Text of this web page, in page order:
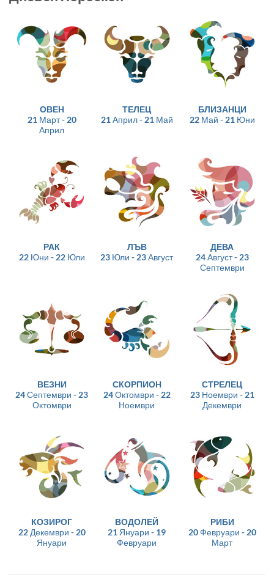
ОВЕН
21 Март - 20
Април
ТЕЛЕЦ
21 Април - 21 Май
БЛИЗАНЦИ
22 Май - 21 Юни
РАК
22 Юни - 22 Юли
ЛЪВ
23 Юли - 23 Август
ДЕВА
24 Август - 23
Септември
ВЕЗНИ
24 Септември - 23
Октомври
СКОРПИОН
24 Октомври - 22
Ноември
СТРЕЛЕЦ
23 Ноември - 21
Декември
КОЗИРОГ
22 Декември - 20
Януари
ВОДОЛЕЙ
21 Януари - 19
Февруари
РИБИ
20 Февруари - 20
Март